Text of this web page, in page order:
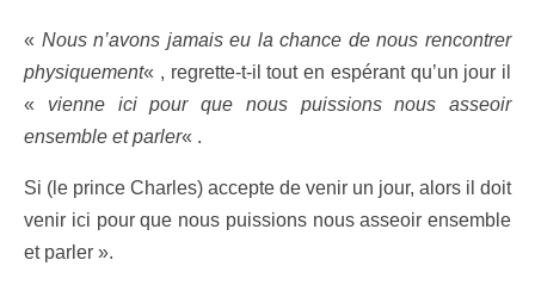
« Nous n’avons jamais eu la chance de nous rencontrer
physiquement« , regrette-t-il tout en espérant qu’un jour il
« vienne ici pour que nous puissions nous asseoir
ensemble et parler« .
Si (le prince Charles) accepte de venir un jour, alors il doit
venir ici pour que nous puissions nous asseoir ensemble
et parler ».